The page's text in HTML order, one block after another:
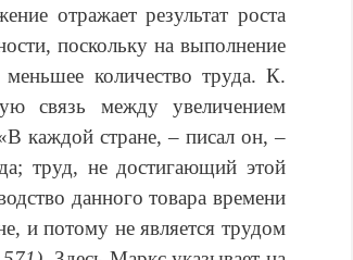
отражает результат роста
поскольку на выполнение
меньшее количество труда. К.
связь между увеличением
каждой стране, – писал он, –
труд, не достигающий этой
данного товара времени
и потому не является трудом